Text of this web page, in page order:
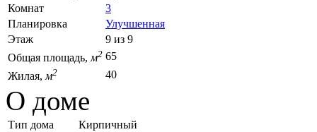
Комнат
3
Планировка
Улучшенная
Этаж
9 из 9
Общая площадь, м2 65
Жилая, м2 40
О доме
Тип дома
Кирпичный